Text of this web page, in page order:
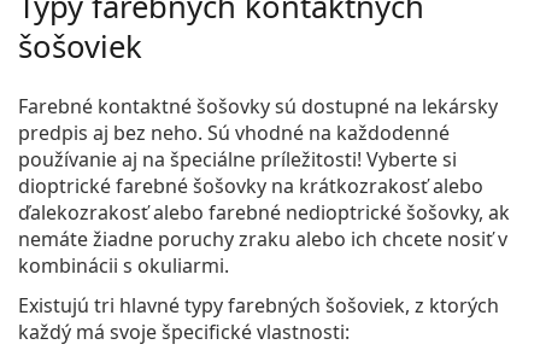
šošoviek
Farebné kontaktné šošovky sú dostupné na lekársky
predpis aj bez neho. Sú vhodné na každodenné
používanie aj na špeciálne príležitosti! Vyberte si
dioptrické farebné šošovky na krátkozrakosť alebo
ďalekozrakosť alebo farebné nedioptrické šošovky, ak
nemáte žiadne poruchy zraku alebo ich chcete nosiť v
kombinácii s okuliarmi.
Existujú tri hlavné typy farebných šošoviek, z ktorých
každý má svoje špecifické vlastnosti: